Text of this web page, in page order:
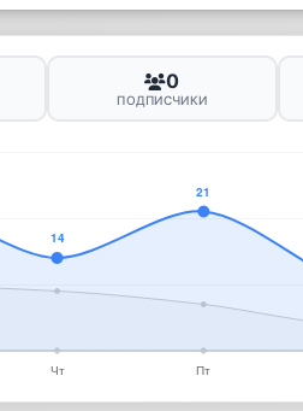
0
ПОДПИСЧИКИ